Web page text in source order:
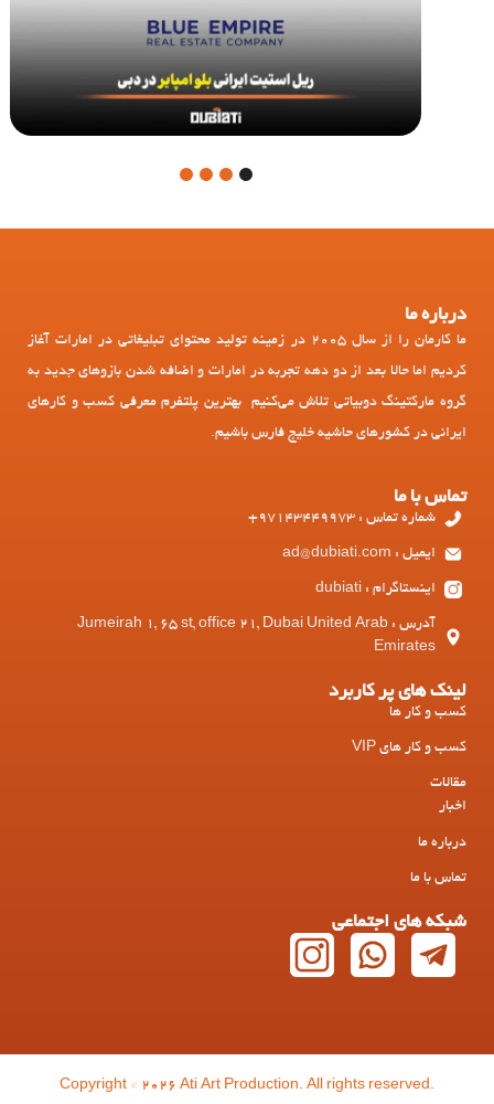
1
درباره ما
ما کارمان را از سال 2005 در زمینه تولید محتوای تبلیغاتی در امارات آغاز
کردیم اما حالا بعد از دو دهه تجربه در امارات و اضافه شدن بازوهای جدید به
گروه مارکتینگ دوبیاتی تلاش می‌کنیم بهترین پلتفرم معرفی کسب و کارهای
ایرانی در کشورهای حاشیه خلیج فارس باشیم.
تماس با ما
شماره تماس : 97143449973+
ایمیل : ad@dubiati.com
اینستاگرام : dubiati
آدرس : Jumeirah 1, 65 st, office 21, Dubai United Arab
Emirates
لینک های پر کاربرد
کسب و کار ها
کسب و کار های VIP
مقالات
اخبار
درباره ما
تماس با ما
شبکه های اجتماعی
Copyright © 2026 Ati Art Production. All rights reserved.